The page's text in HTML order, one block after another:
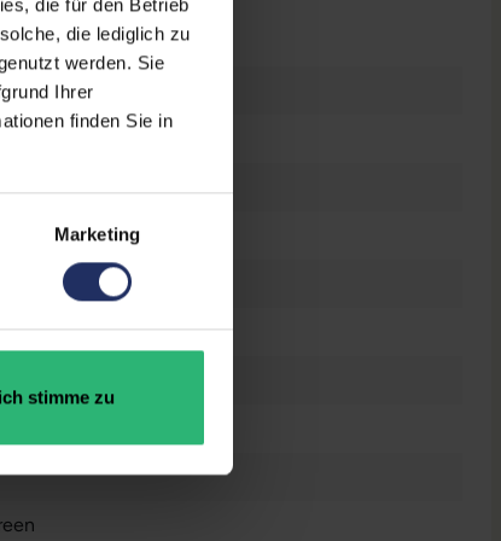
die für den Betrieb
die lediglich zu
werden. Sie
Ihrer
finden Sie in
Marketing
stimme zu
i5 1135G7 @ 2,4 GHz